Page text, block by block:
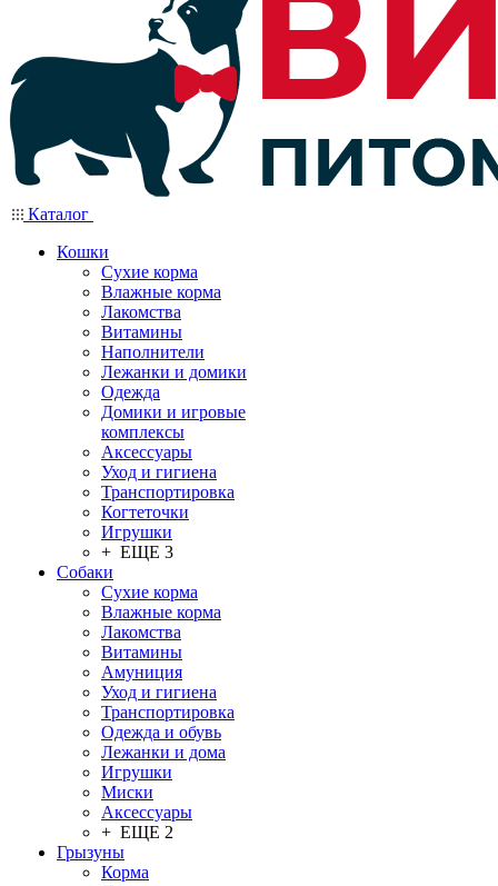
Каталог
Кошки
Сухие корма
Влажные корма
Лакомства
Витамины
Наполнители
Лежанки и домики
Одежда
Домики и игровые
комплексы
Аксессуары
Уход и гигиена
Транспортировка
Когтеточки
Игрушки
+ ЕЩЕ 3
Собаки
Сухие корма
Влажные корма
Лакомства
Витамины
Амуниция
Уход и гигиена
Транспортировка
Одежда и обувь
Лежанки и дома
Игрушки
Миски
Аксессуары
+ ЕЩЕ 2
Грызуны
Корма